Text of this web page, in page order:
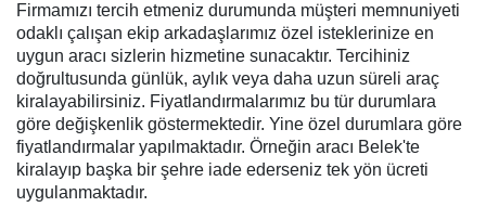
Firmamızı tercih etmeniz durumunda müşteri memnuniyeti
odaklı çalışan ekip arkadaşlarımız özel isteklerinize en
uygun aracı sizlerin hizmetine sunacaktır. Tercihiniz
doğrultusunda günlük, aylık veya daha uzun süreli araç
kiralayabilirsiniz. Fiyatlandırmalarımız bu tür durumlara
göre değişkenlik göstermektedir. Yine özel durumlara göre
fiyatlandırmalar yapılmaktadır. Örneğin aracı Belek'te
kiralayıp başka bir şehre iade ederseniz tek yön ücreti
uygulanmaktadır.